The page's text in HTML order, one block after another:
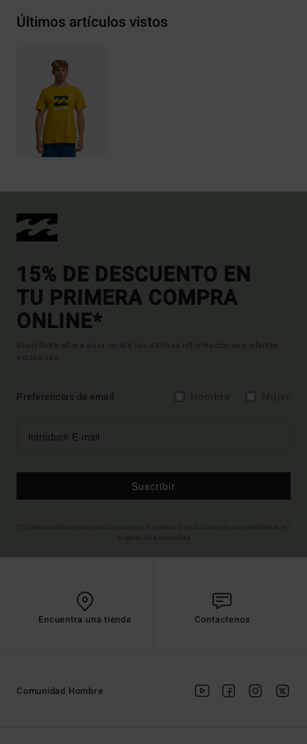
Últimos artículos vistos
15% DE DESCUENTO EN
TU PRIMERA COMPRA
ONLINE*
Suscríbete ahora para recibir las ultimas informaciones y ofertas
exclusivas.
Preferencias de email
Suscribir
Encuentra una tienda Contactenos
Comunidad Hombre